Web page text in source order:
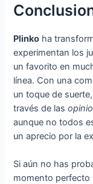
Plinko ha
experimentan los
un favorito en
línea. Con una
un toque de
través de las
aunque no todos
un aprecio por la
Si aún no has
momento perfecto